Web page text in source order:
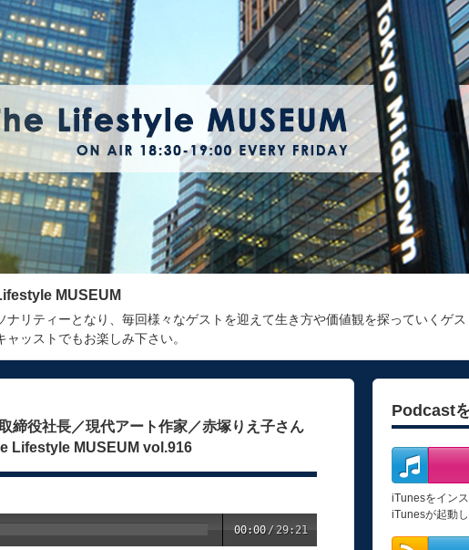
MUSEUM
ナリティーとなり、毎回様々なゲストを迎えて生き方や価値観を探っていくゲ
ッストでもお楽しみ下さい。
締役社長／現代アート作家／赤塚りえ子さん
Lifestyle MUSEUM vol.916
00:00 / 29:21
Podcast
iTunesをイン
iTunesが起動